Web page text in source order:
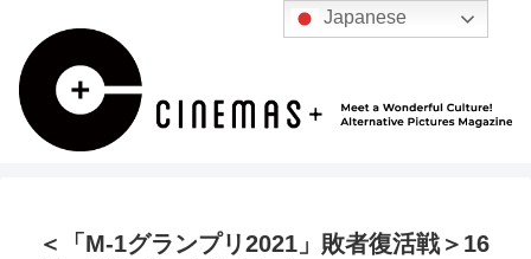
＜「M-1グランプリ2021」敗者復活戦＞16
Japanese